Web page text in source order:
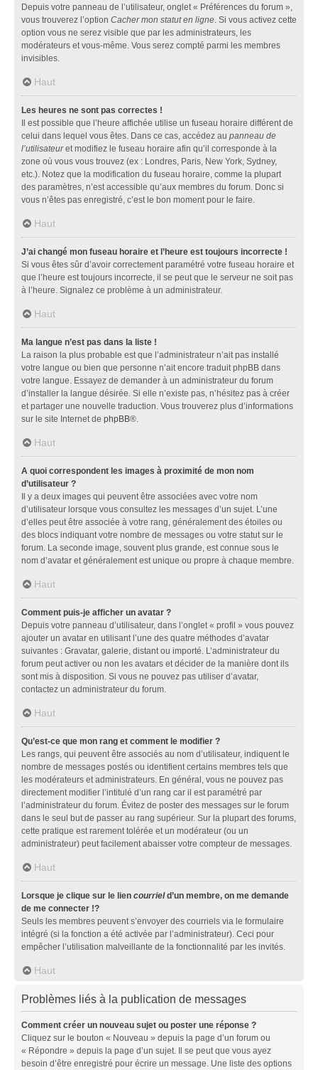
Depuis votre panneau de l’utilisateur, onglet « Préférences du forum »,
vous trouverez l’option Cacher mon statut en ligne. Si vous activez cette
option vous ne serez visible que par les administrateurs, les
modérateurs et vous-même. Vous serez compté parmi les membres
invisibles.
Haut
Les heures ne sont pas correctes !
Il est possible que l’heure affichée utilise un fuseau horaire différent de
celui dans lequel vous êtes. Dans ce cas, accédez au panneau de
l’utilisateuret modifiez le fuseau horaire afin qu’il corresponde à la
zone où vous vous trouvez (ex : Londres, Paris, New York, Sydney,
etc.). Notez que la modification du fuseau horaire, comme la plupart
des paramètres, n’est accessible qu’aux membres du forum. Donc si
vous n’êtes pas enregistré, c’est le bon moment pour le faire.
Haut
J’ai changé mon fuseau horaire et l’heure est toujours incorrecte !
Si vous êtes sûr d’avoir correctement paramétré votre fuseau horaire et
que l’heure est toujours incorrecte, il se peut que le serveur ne soit pas
à l’heure. Signalez ce problème à un administrateur.
Haut
Ma langue n’est pas dans la liste !
La raison la plus probable est que l’administrateur n’ait pas installé
votre langue ou bien que personne n’ait encore traduit phpBB dans
votre langue. Essayez de demander à un administrateur du forum
d’installer la langue désirée. Si elle n’existe pas, n’hésitez pas à créer
et partager une nouvelle traduction. Vous trouverez plus d’informations
sur le site Internet de phpBB®.
Haut
A quoi correspondent les images à proximité de mon nom
d’utilisateur ?
Il y a deux images qui peuvent être associées avec votre nom
d’utilisateur lorsque vous consultez les messages d’un sujet. L’une
d’elles peut être associée à votre rang, généralement des étoiles ou
des blocs indiquant votre nombre de messages ou votre statut sur le
forum. La seconde image, souvent plus grande, est connue sous le
nom d’avatar et généralement est unique ou propre à chaque membre.
Haut
Comment puis-je afficher un avatar ?
Depuis votre panneau d’utilisateur, dans l’onglet « profil » vous pouvez
ajouter un avatar en utilisant l’une des quatre méthodes d’avatar
suivantes : Gravatar, galerie, distant ou importé. L’administrateur du
forum peut activer ou non les avatars et décider de la manière dont ils
sont mis à disposition. Si vous ne pouvez pas utiliser d’avatar,
contactez un administrateur du forum.
Haut
Qu’est-ce que mon rang et comment le modifier ?
Les rangs, qui peuvent être associés au nom d’utilisateur, indiquent le
nombre de messages postés ou identifient certains membres tels que
les modérateurs et administrateurs. En général, vous ne pouvez pas
directement modifier l’intitulé d’un rang car il est paramétré par
l’administrateur du forum. Évitez de poster des messages sur le forum
dans le seul but de passer au rang supérieur. Sur la plupart des forums,
cette pratique est rarement tolérée et un modérateur (ou un
administrateur) peut facilement abaisser votre compteur de messages.
Haut
Lorsque je clique sur le lien courrield’un membre, on me demande
de me connecter !?
Seuls les membres peuvent s’envoyer des courriels via le formulaire
intégré (si la fonction a été activée par l’administrateur). Ceci pour
empêcher l’utilisation malveillante de la fonctionnalité par les invités.
Haut
Problèmes liés à la publication de messages
Comment créer un nouveau sujet ou poster une réponse ?
Cliquez sur le bouton « Nouveau » depuis la page d’un forum ou
« Répondre » depuis la page d’un sujet. Il se peut que vous ayez
besoin d’être enregistré pour écrire un message. Une liste des options